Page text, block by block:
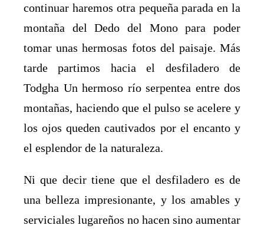
continuar haremos otra pequeña parada en la
montaña del Dedo del Mono para poder
tomar unas hermosas fotos del paisaje. Más
tarde partimos hacia el desfiladero de
Todgha Un hermoso río serpentea entre dos
montañas, haciendo que el pulso se acelere y
los ojos queden cautivados por el encanto y
el esplendor de la naturaleza.
Ni que decir tiene que el desfiladero es de
una belleza impresionante, y los amables y
serviciales lugareños no hacen sino aumentar